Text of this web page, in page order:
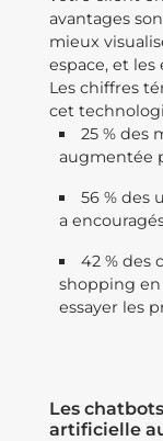
avantages
mieux
espace, et
Les chiffres
cet
25 % des
augmentée
56 % des
a
42 % des
shopping
essayer les
Les
artificielle